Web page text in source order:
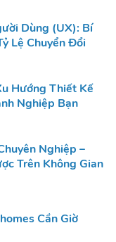
Dùng (UX): Bí
Lệ Chuyển Đổi
Hướng Thiết Kế
Nghiệp Bạn
Nghiệp –
Trên Không Gian
Cần Giờ